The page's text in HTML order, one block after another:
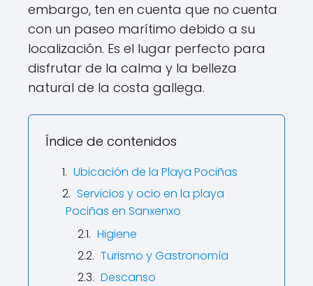
embargo, ten en cuenta que no cuenta
con un paseo marítimo debido a su
localización. Es el lugar perfecto para
disfrutar de la calma y la belleza
natural de la costa gallega.
Índice de contenidos
Ubicación de la Playa Pociñas
Servicios y ocio en la playa
Pociñas en Sanxenxo
Higiene
Turismo y Gastronomía
Descanso